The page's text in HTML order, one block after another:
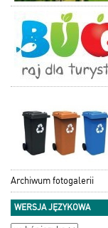
Archiwum fotogalerii
WERSJA JĘZYKOWA